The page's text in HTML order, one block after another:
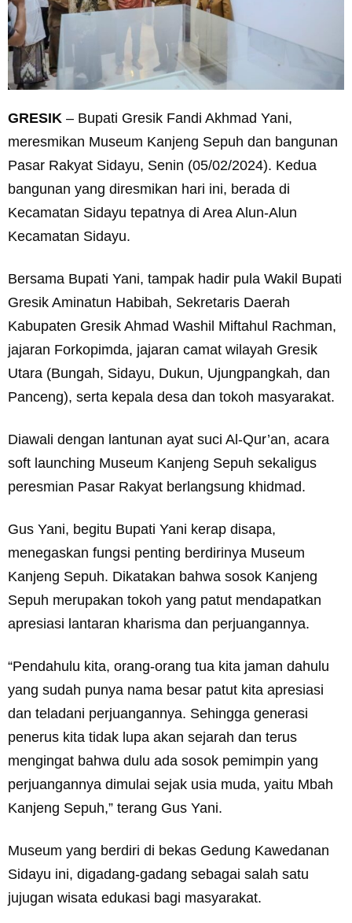
GRESIK – Bupati Gresik Fandi Akhmad Yani,
meresmikan Museum Kanjeng Sepuh dan bangunan
Pasar Rakyat Sidayu, Senin (05/02/2024). Kedua
bangunan yang diresmikan hari ini, berada di
Kecamatan Sidayu tepatnya di Area Alun-Alun
Kecamatan Sidayu.
Bersama Bupati Yani, tampak hadir pula Wakil Bupati
Gresik Aminatun Habibah, Sekretaris Daerah
Kabupaten Gresik Ahmad Washil Miftahul Rachman,
jajaran Forkopimda, jajaran camat wilayah Gresik
Utara (Bungah, Sidayu, Dukun, Ujungpangkah, dan
Panceng), serta kepala desa dan tokoh masyarakat.
Diawali dengan lantunan ayat suci Al-Qur’an, acara
soft launching Museum Kanjeng Sepuh sekaligus
peresmian Pasar Rakyat berlangsung khidmad.
Gus Yani, begitu Bupati Yani kerap disapa,
menegaskan fungsi penting berdirinya Museum
Kanjeng Sepuh. Dikatakan bahwa sosok Kanjeng
Sepuh merupakan tokoh yang patut mendapatkan
apresiasi lantaran kharisma dan perjuangannya.
“Pendahulu kita, orang-orang tua kita jaman dahulu
yang sudah punya nama besar patut kita apresiasi
dan teladani perjuangannya. Sehingga generasi
penerus kita tidak lupa akan sejarah dan terus
mengingat bahwa dulu ada sosok pemimpin yang
perjuangannya dimulai sejak usia muda, yaitu Mbah
Kanjeng Sepuh,” terang Gus Yani.
Museum yang berdiri di bekas Gedung Kawedanan
Sidayu ini, digadang-gadang sebagai salah satu
jujugan wisata edukasi bagi masyarakat.